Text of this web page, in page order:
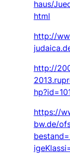
haus/
html
http://
http://
https://
bw.de/